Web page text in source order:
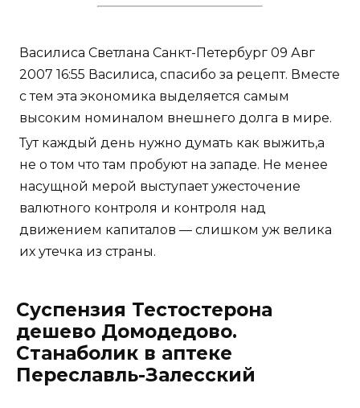
Василиса Светлана Санкт-Петербург 09 Авг
2007 16:55 Василиса, спасибо за рецепт. Вместе
с тем эта экономика выделяется самым
высоким номиналом внешнего долга в мире.
Тут каждый день нужно думать как выжить,а
не о том что там пробуют на западе. Не менее
насущной мерой выступает ужесточение
валютного контроля и контроля над
движением капиталов — слишком уж велика
их утечка из страны.
Суспензия Тестостерона
дешево Домодедово.
Станаболик в аптеке
Переславль-Залесский